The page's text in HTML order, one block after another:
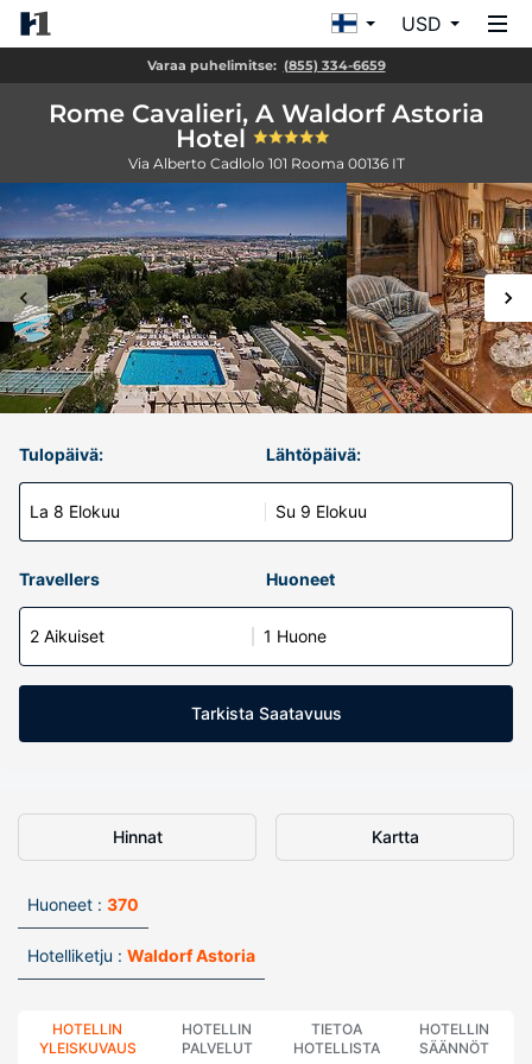
USD
Varaa puhelimitse: (855) 334-6659
Rome Cavalieri, A Waldorf Astoria
Hotel
Via Alberto Cadlolo 101 Rooma 00136 IT
Tulopäivä:
La 8 Elokuu
Lähtöpäivä:
Su 9 Elokuu
Travellers Huoneet
2 Aikuiset 1 Huone
Tarkista Saatavuus
Hinnat Kartta
Huoneet : 370
Hotelliketju : Waldorf Astoria
HOTELLIN
YLEISKUVAUS
HOTELLIN
PALVELUT
TIETOA
HOTELLISTA
HOTELLIN
SÄÄNNÖT